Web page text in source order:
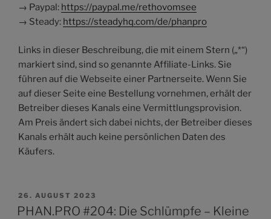
→ Paypal: https://paypal.me/rethovomsee
→ Steady: https://steadyhq.com/de/phanpro
Links in dieser Beschreibung, die mit einem Stern („*“)
markiert sind, sind so genannte Affiliate-Links. Sie
führen auf die Webseite einer Partnerseite. Wenn Sie
auf dieser Seite eine Bestellung vornehmen, erhält der
Betreiber dieses Kanals eine Vermittlungsprovision.
Am Preis ändert sich dabei nichts, der Betreiber dieses
Kanals erhält auch keine persönlichen Daten des
Käufers.
VERÖFFENTLICHT
AM
26. AUGUST 2023
PHAN.PRO #204: Die Schlümpfe – Kleine